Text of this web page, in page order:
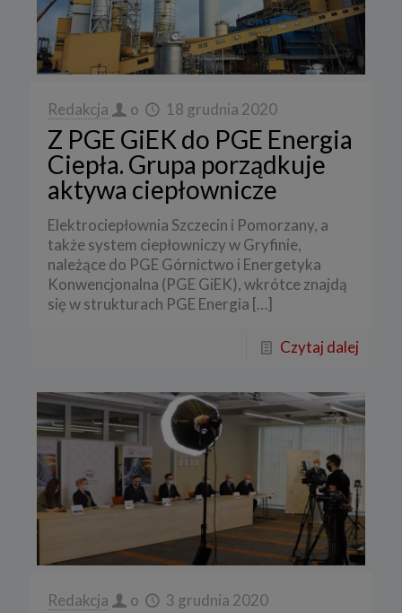
Redakcja o 18 grudnia 2020
Z PGE GiEK do PGE Energia
Ciepła. Grupa porządkuje
aktywa ciepłownicze
Elektrociepłownia Szczecin i Pomorzany, a
także system ciepłowniczy w Gryfinie,
należące do PGE Górnictwo i Energetyka
Konwencjonalna (PGE GiEK), wkrótce znajdą
się w strukturach PGE Energia […]
Czytaj dalej
Redakcja o 3 grudnia 2020